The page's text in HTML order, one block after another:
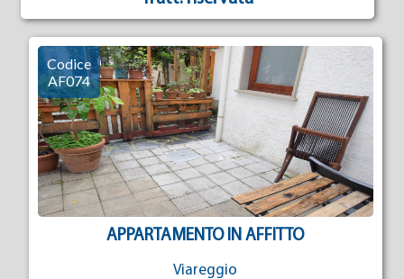
APPARTAMENTO IN AFFITTO
Viareggio
Codice
AF074